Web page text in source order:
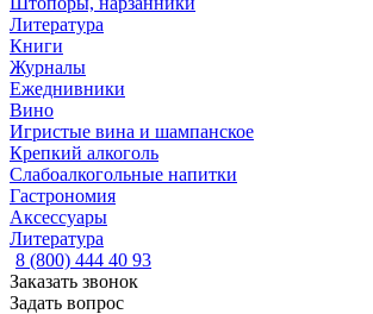
Литература
Книги
Журналы
Ежеднивники
Вино
Игристые вина и шампанское
Крепкий алкоголь
Слабоалкогольные напитки
Гастрономия
Аксессуары
Литература
8 (800) 444 40 93
Заказать звонок
Задать вопрос